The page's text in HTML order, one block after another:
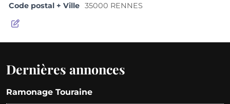
Code postal + Ville 35000 RENNES
Dernières annonces
Ramonage Touraine